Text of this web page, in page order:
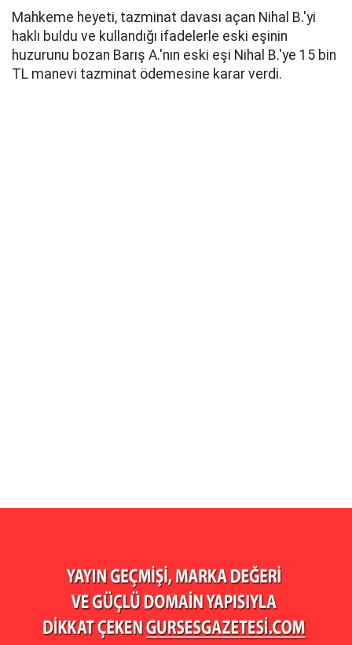
Mahkeme heyeti, tazminat davası açan Nihal B.'yi
haklı buldu ve kullandığı ifadelerle eski eşinin
huzurunu bozan Barış A.'nın eski eşi Nihal B.'ye 15 bin
TL manevi tazminat ödemesine karar verdi.